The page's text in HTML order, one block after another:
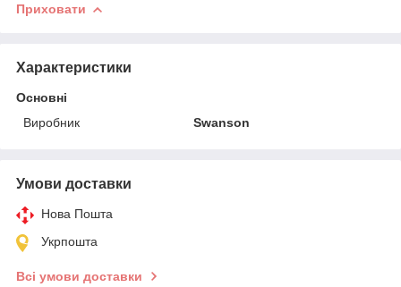
Приховати
Характеристики
Основні
Виробник
Swanson
Умови доставки
Нова Пошта
Укрпошта
Всі умови доставки